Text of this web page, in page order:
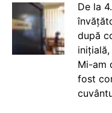
De la
după
Mi-am
fost